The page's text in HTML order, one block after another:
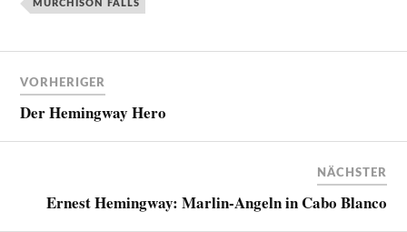
MURCHISON FALLS
VORHERIGER
Der Hemingway Hero
NÄCHSTER
Ernest Hemingway: Marlin-Angeln in Cabo Blanco